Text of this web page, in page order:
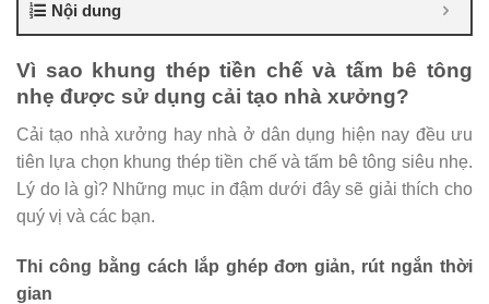
Nội dung
Vì sao khung thép tiền chế và tấm bê tông
nhẹ được sử dụng cải tạo nhà xưởng?
Cải tạo nhà xưởng hay nhà ở dân dụng hiện nay đều ưu
tiên lựa chọn khung thép tiền chế và tấm bê tông siêu nhẹ.
Lý do là gì? Những mục in đậm dưới đây sẽ giải thích cho
quý vị và các bạn.
Thi công bằng cách lắp ghép đơn giản, rút ngắn thời
gian